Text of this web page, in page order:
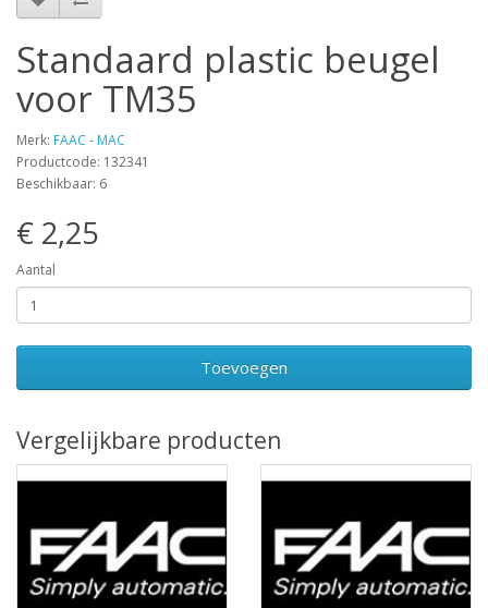
Standaard plastic beugel
voor TM35
Merk: FAAC - MAC
Productcode: 132341
Beschikbaar: 6
€ 2,25
Aantal
Toevoegen
Vergelijkbare producten